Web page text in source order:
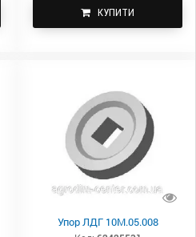
КУПИТИ
Упор ЛДГ 10М.05.008